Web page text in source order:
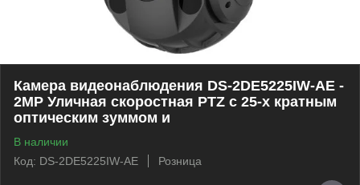
Камера видеонаблюдения DS-2DE5225IW-AE -
2MP Уличная скоростная PTZ с 25-х кратным
оптическим зуммом и
В наличии
Код: DS-2DE5225IW-AE
Розница